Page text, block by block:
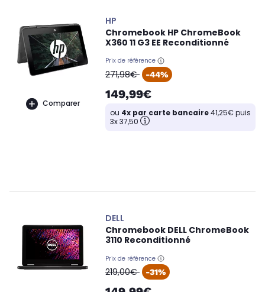
Comparer
HP
Chromebook HP ChromeBook
X360 11 G3 EE Reconditionné
Prix de référence
oldPrice
271,98€ -44%
149,99€
ou 4x par carte bancaire41,25€ puis
3x 37,50
DELL
Chromebook DELL ChromeBook
3110 Reconditionné
Prix de référence
oldPrice
219,00€ -31%